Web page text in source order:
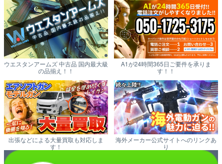
ウエスタンアームズ 中古品 国内最大級
の品揃え！！
A1が24時間365日ご要件を承りま
す！！
出張などによる大量買取も対応しま
す！
海外メーカー公式サイトへのリンクあ
り